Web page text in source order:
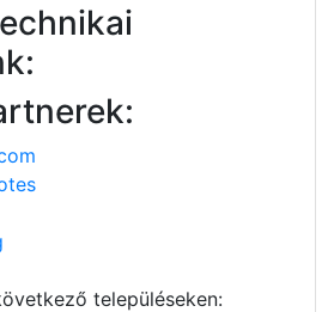
településeken: